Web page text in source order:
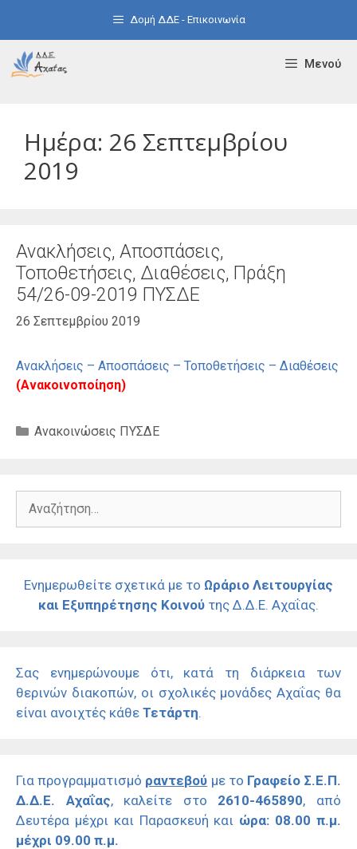
Δομή ΔΔΕ - Επικοινωνία
Μενού
Ημέρα: 26 Σεπτεμβρίου
2019
Ανακλήσεις, Αποσπάσεις,
Τοποθετήσεις, Διαθέσεις, Πράξη
54/26-09-2019 ΠΥΣΔΕ
26 Σεπτεμβρίου 2019
Ανακλήσεις – Αποσπάσεις – Τοποθετήσεις – Διαθέσεις
(Ανακοινοποίηση)
Κατηγορίες
Ανακοινώσεις ΠΥΣΔΕ
Αναζήτηση
Ενημερωθείτε σχετικά με το Ωράριο Λειτουργίας
και Εξυπηρέτησης Κοινού της Δ.Δ.Ε. Αχαΐας.
Σας ενημερώνουμε ότι, κατά τη διάρκεια των
θερινών διακοπών, οι σχολικές μονάδες Αχαΐας θα
είναι ανοιχτές κάθε Τετάρτη.
Για προγραμματισμό ραντεβού με το Γραφείο Σ.Ε.Π.
Δ.Δ.Ε. Αχαΐας, καλείτε στο 2610-465890, από
Δευτέρα μέχρι και Παρασκευή και ώρα: 08.00 π.μ.
μέχρι 09.00 π.μ.